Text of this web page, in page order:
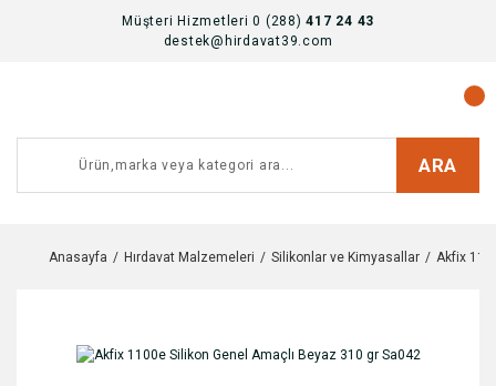
Müşteri Hizmetleri 0 (288)417 24 43
destek@hirdavat39.com
ARA
Anasayfa Hırdavat Malzemeleri Silikonlar ve Kimyasallar Akfix